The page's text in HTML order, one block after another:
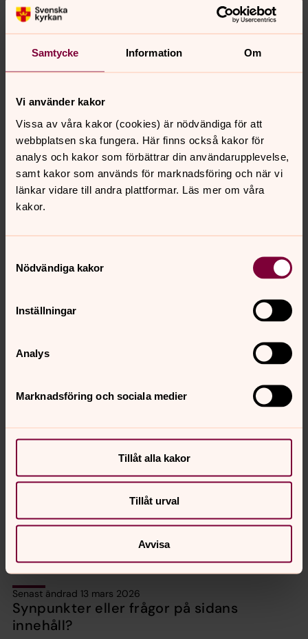
Samtycke Information Om
Vi använder kakor
Vissa av våra kakor (cookies) är nödvändiga för att
webbplatsen ska fungera. Här finns också kakor för
analys och kakor som förbättrar din användarupplevelse,
samt kakor som används för marknadsföring och när vi
länkar vidare till andra plattformar. Läs mer om våra
kakor.
Nödvändiga kakor
Inställningar
Analys
Marknadsföring och sociala medier
Tillåt alla kakor
Tillåt urval
Avvisa
pija.andersson@svenskakyrkan.se
Joakim Lindvert, arbetsledande vaktmästare 0321-171
joakim.lindvert@svenskakyrkan.se
Tikva
Lugna stretchövningar och avslappning som stärker hela
människan, kropp, själ och ande.
Boksamtal
Kåpan
Kyrkan hus, Hökerum
Konserter och musikgudstjänster i
Gospelkör, damkör, kyrkokörer, musikalkör - vad passar
Barn och familj
Verksamhet för familjer och barn 0-12 år.
Mötesplatser i Södra Ving
Senast ändrad 13 mars 2026
Synpunkter eller frågor på sidans
innehåll?